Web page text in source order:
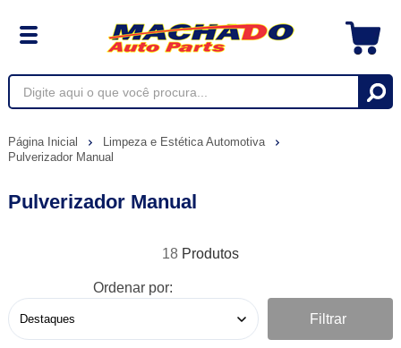
Página Inicial
Limpeza e Estética Automotiva
Pulverizador Manual
Pulverizador Manual
18
Ordenar por:
Filtrar